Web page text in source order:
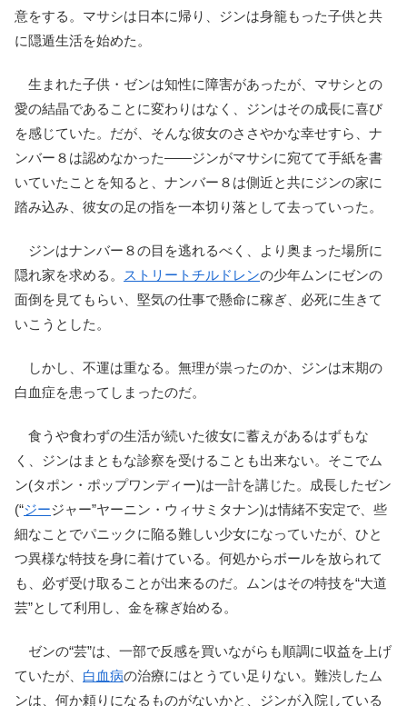
意をする。マサシは日本に帰り、ジンは身籠もった子供と共
に隠遁生活を始めた。
生まれた子供・ゼンは知性に障害があったが、マサシとの
愛の結晶であることに変わりはなく、ジンはその成長に喜び
を感じていた。だが、そんな彼女のささやかな幸せすら、ナ
ンバー８は認めなかった――ジンがマサシに宛てて手紙を書
いていたことを知ると、ナンバー８は側近と共にジンの家に
踏み込み、彼女の足の指を一本切り落として去っていった。
ジンはナンバー８の目を逃れるべく、より奥まった場所に
隠れ家を求める。
ストリートチルドレンの少年ムンにゼンの
面倒を見てもらい、堅気の仕事で懸命に稼ぎ、必死に生きて
いこうとした。
しかし、不運は重なる。無理が祟ったのか、ジンは末期の
白血症を患ってしまったのだ。
食うや食わずの生活が続いた彼女に蓄えがあるはずもな
く、ジンはまともな診察を受けることも出来ない。そこでム
ン(タポン・ポップワンディー)は一計を講じた。成長したゼン
(“ジージャー”ヤーニン・ウィサミタナン)は情緒不安定で、些
細なことでパニックに陥る難しい少女になっていたが、ひと
つ異様な特技を身に着けている。何処からボールを放られて
も、必ず受け取ることが出来るのだ。ムンはその特技を“大道
芸”として利用し、金を稼ぎ始める。
ゼンの“芸”は、一部で反感を買いながらも順調に収益を上げ
ていたが、 白血病の治療にはとうてい足りない。難渋したム
ンは、何か頼りになるものがないかと、ジンが入院している